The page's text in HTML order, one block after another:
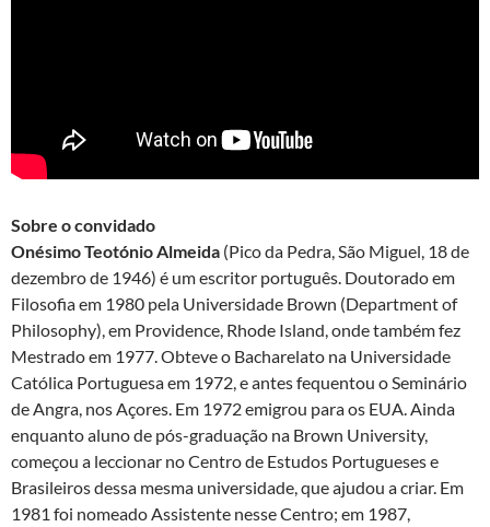
Sobre o convidado
Onésimo Teotónio Almeida (Pico da Pedra, São Miguel, 18 de
dezembro de 1946) é um escritor português. Doutorado em
Filosofia em 1980 pela Universidade Brown (Department of
Philosophy), em Providence, Rhode Island, onde também fez
Mestrado em 1977. Obteve o Bacharelato na Universidade
Católica Portuguesa em 1972, e antes fequentou o Seminário
de Angra, nos Açores. Em 1972 emigrou para os EUA. Ainda
enquanto aluno de pós-graduação na Brown University,
começou a leccionar no Centro de Estudos Portugueses e
Brasileiros dessa mesma universidade, que ajudou a criar. Em
1981 foi nomeado Assistente nesse Centro; em 1987,